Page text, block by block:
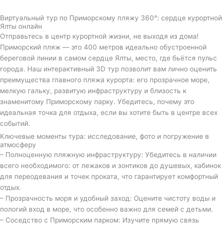
Виртуальный тур по Приморскому пляжу 360°: сердце курортной
Ялты онлайн
Отправьтесь в центр курортной жизни, не выходя из дома!
Приморский пляж — это 400 метров идеально обустроенной
береговой линии в самом сердце Ялты, место, где бьётся пульс
города. Наш интерактивный 3D тур позволит вам лично оценить
преимущества главного пляжа курорта: его прозрачное море,
мелкую гальку, развитую инфраструктуру и близость к
знаменитому Приморскому парку. Убедитесь, почему это
идеальная точка для отдыха, если вы хотите быть в центре всех
событий.
Ключевые моменты тура: исследование, фото и погружение в
атмосферу
– Полноценную пляжную инфраструктуру: Убедитесь в наличии
всего необходимого: от лежаков и зонтиков до душевых, кабинок
для переодевания и точек проката, что гарантирует комфортный
отдых.
– Прозрачность моря и удобный заход: Оцените чистоту воды и
пологий вход в море, что особенно важно для семей с детьми.
– Соседство с Приморским парком: Изучите прямую связь